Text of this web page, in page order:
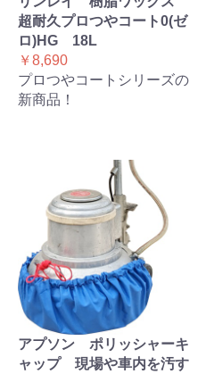
超耐久プロつやコート0(ゼ
ロ)HG 18L
￥8,690
プロつやコートシリーズの
新商品！
アプソン ポリッシャーキ
ャップ 現場や車内を汚す